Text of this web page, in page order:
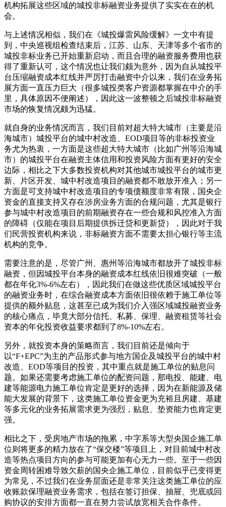
机构拓展这些区域的城投非标融资业务提供了实实在在的机
会。
与上述情况相似，我们在《城投爆雷风险缓解》一文中有提
到，中央巡视组检查结束后，江苏、山东、天津等多个省市的
城投非标业务已开始重新启动，而且合理的融资服务费用也获
得了重新认可，这个情况也让我们颇为意外，因为自从城投平
台压缩融资成本红线并严厉打击融资中介以来，我们在业务拓
展方面一直压力巨大（很多城投类客户资源都掌握在中介的手
里，具体原因不便阐述），因此这一波整顿之后城投非标融资
市场的恢复情况颇为迅猛。
就自身的业务情况而言，我们目前对超大特大城市（主要是沿
海城市）城投平台的城中村改造、EOD项目等的非标投资业
务尤为热衷，一方面是这些超大特大城市（比如广州等沿海城
市）的城投平台在融资主体信用和投资风险方面有更好的安全
边际，相比之下大多数投资机构对其他城市城投平台的城市更
新、片区开发、城中村改造项目的融资都不敢放开准入；另一
方面是可支持城中村改造项目的专项债额度非常有限，国央企
资金的直接支持又存在涉房业务方面的合规问题，尤其是银行
参与城中村改造项目的前期融资存在一些合规和风控准入方面
的障碍（仅能在项目后期提供拆迁贷和更新贷），因此对于我
们民营投资机构来说，非标融资方面不需要太担心银行等主流
机构的竞争。
需要注意的是，尽管广州、惠州等沿海城市都放开了城投非标
融资，但因城投平台本身的融资成本红线依旧很难突破（一般
都在年化3%-6%左右），因此我们在做这些优质区域城投平台
的融资业务时，在综合融资成本方面依旧很依赖于施工单位等
提供的额外贴息，这甚至已成为我们介入强区域城投融资业务
的核心痛点，毕竟大部分信托、私募、保理、融资租赁等社会
资本的年化投资收益要求都到了8%-10%左右。
另外，就投资本身的策略而言，我们目前还是倾向于
以“F+EPC”为主的产品形式参与地方国企及城投平台的城中村
改造、EOD等项目的投资，其中重点就是施工单位的贴息问
题。如果还需要考虑施工单位的配资问题，那电投、能建、电
建等能源电力施工单位肯定是更好的选择，因为在新能源及储
能大发展的背景下，这类施工单位资金更为充裕且房建、基建
等多元化的业务拓展需求更为强烈，贴息、垫资能力也肯定更
强。
相比之下，受房地产市场的拖累，中字系等大型央国企施工单
位则将更多的精力放在了“保交楼”等项目上，对目前城中村改
造等热点项目方向的参与可能更加有心无力一些。至于一些因
资金周转困难导致欠薪的国央企施工单位，目前似乎已变得更
为常见，不过我们在业务层面还是非常关注这类施工单位的应
收账款保理融资业务需求，包括在签订担保、抽屉、兜底或回
购协议的安排方面都一直在努力尝试放宽相关合作条件。